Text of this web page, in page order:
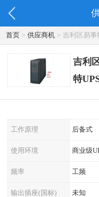
首页> 供应商机> 吉利区易事
正弦波输出纯净
吉利
特
工作原理 后备式
使用环境 商业级
频率 工频
输出插座(国标) 未知